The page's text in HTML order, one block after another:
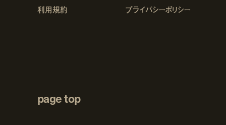
利用規約
プライバシーポリシー
page top